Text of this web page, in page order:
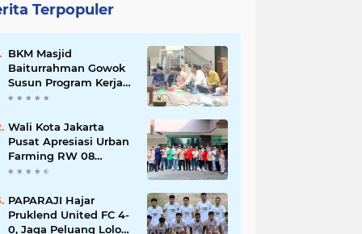
Terpopuler
BKM Masjid
Baiturrahman Gowok
Susun Program Kerja
2026–2029, Fokus
Pelayanan Umat
Wali Kota Jakarta
Pusat Apresiasi Urban
Farming RW 08
Paseban, Jadi Contoh
dan Edukasi Warga
PAPARAJI Hajar
Pruklend United FC 4-
0, Jaga Peluang Lolos